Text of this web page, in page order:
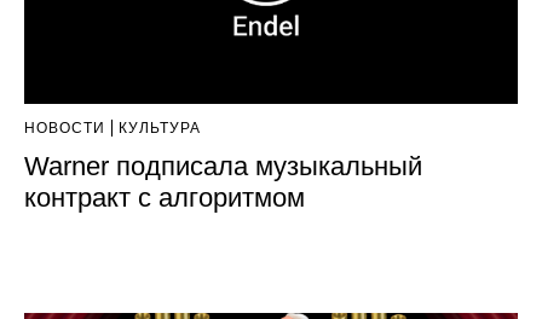
НОВОСТИ КУЛЬТУРА
Warner подписала музыкальный
контракт с алгоритмом